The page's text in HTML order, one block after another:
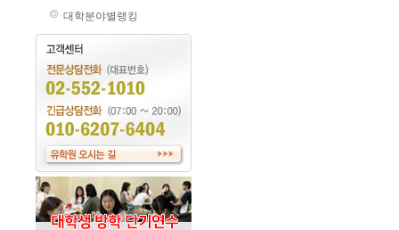
대학분야별랭킹